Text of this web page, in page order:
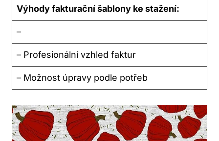
Výhody fakturační šablony ke stažení:
–
– Profesionální vzhled faktur
– Možnost úpravy podle potřeb